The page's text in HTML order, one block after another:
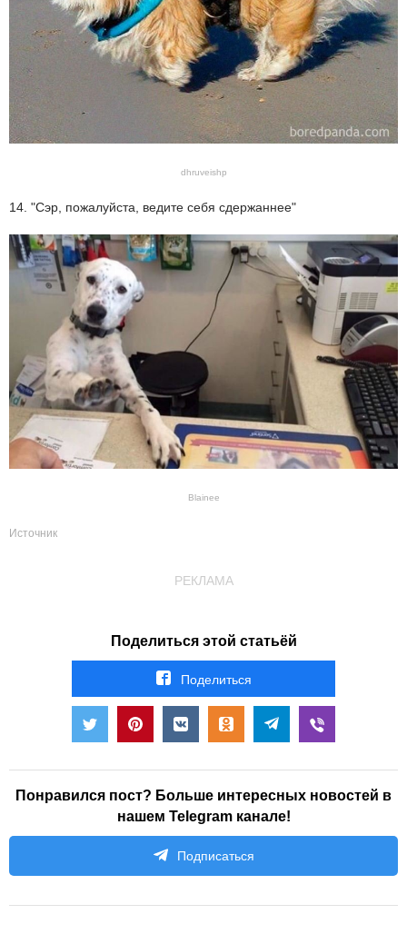
dhruveishp
14. "Сэр, пожалуйста, ведите себя сдержаннее"
Blainee
Источник
РЕКЛАМА
Поделиться этой статьёй
Поделиться
Понравился пост? Больше интересных новостей в
нашем Telegram канале!
Подписаться